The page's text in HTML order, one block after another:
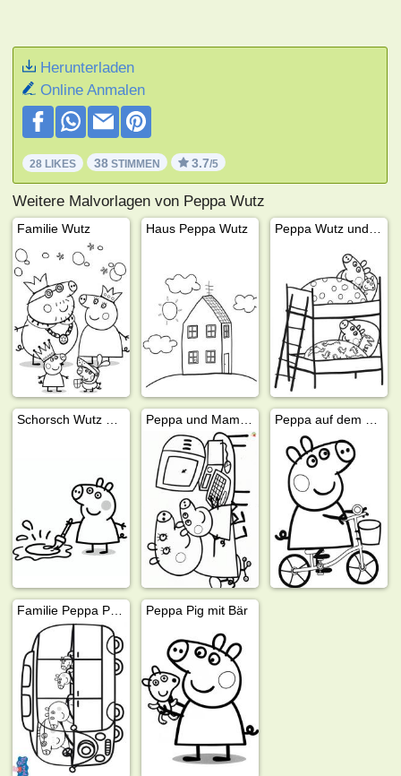
Herunterladen
Online Anmalen
28 LIKES 38 STIMMEN 3.7/5
Weitere Malvorlagen von Peppa Wutz
Familie Wutz Haus Peppa Wutz
Peppa Pig mit Bär